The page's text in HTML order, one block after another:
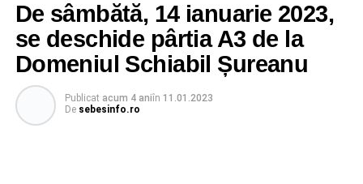
De sâmbătă, 14 ianuarie 2023,
se deschide pârtia A3 de la
Domeniul Schiabil Șureanu
Publicat acum 4 aniîn 11.01.2023
De sebesinfo.ro